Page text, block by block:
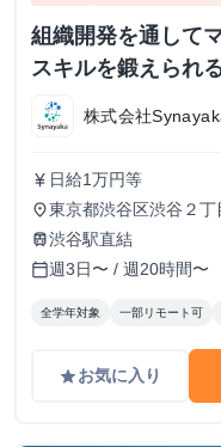
組織開発を通して
スキルを鍛えられ
株式会社
currency_yen 日給1万円等
place東京都渋谷区渋谷２
train渋谷駅直結
calendar_today週3日〜 / 週20時間〜
全学年対象 一部リモート可
gradeお気に入り